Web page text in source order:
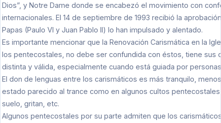
Dios”, y Notre Dame donde se encabezó el movimiento con
internacionales. El 14 de septiembre de 1993 recibió la
Papas (Paulo VI y Juan Pablo II) lo han impulsado y alentado.
Es importante mencionar que la Renovación Carismática en la
los pentecostales, no debe ser confundida con éstos, tiene sus
distinta y válida, especialmente cuando está guiada por
El don de lenguas entre los carismáticos es más tranquilo,
estado parecido al trance como en algunos cultos
suelo, gritan, etc.
Algunos pentecostales por su parte admiten que los